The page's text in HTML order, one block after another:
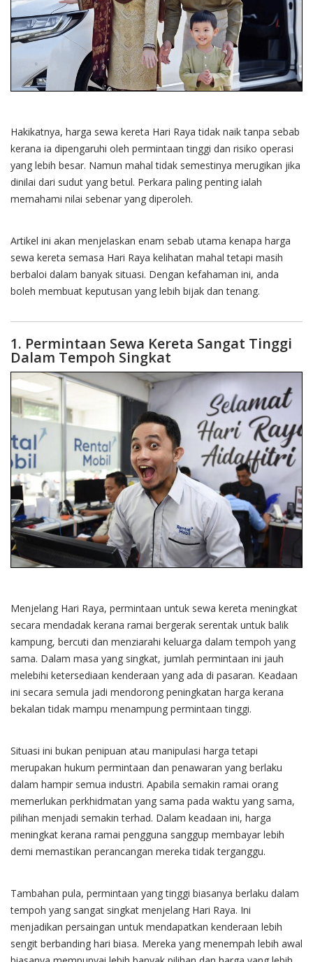
Hakikatnya, harga sewa kereta Hari Raya tidak naik tanpa sebab
kerana ia dipengaruhi oleh permintaan tinggi dan risiko operasi
yang lebih besar. Namun mahal tidak semestinya merugikan jika
dinilai dari sudut yang betul. Perkara paling penting ialah
memahami nilai sebenar yang diperoleh.
Artikel ini akan menjelaskan enam sebab utama kenapa harga
sewa kereta semasa Hari Raya kelihatan mahal tetapi masih
berbaloi dalam banyak situasi. Dengan kefahaman ini, anda
boleh membuat keputusan yang lebih bijak dan tenang.
1. Permintaan Sewa Kereta Sangat Tinggi
Dalam Tempoh Singkat
Menjelang Hari Raya, permintaan untuk sewa kereta meningkat
secara mendadak kerana ramai bergerak serentak untuk balik
kampung, bercuti dan menziarahi keluarga dalam tempoh yang
sama. Dalam masa yang singkat, jumlah permintaan ini jauh
melebihi ketersediaan kenderaan yang ada di pasaran. Keadaan
ini secara semula jadi mendorong peningkatan harga kerana
bekalan tidak mampu menampung permintaan tinggi.
Situasi ini bukan penipuan atau manipulasi harga tetapi
merupakan hukum permintaan dan penawaran yang berlaku
dalam hampir semua industri. Apabila semakin ramai orang
memerlukan perkhidmatan yang sama pada waktu yang sama,
pilihan menjadi semakin terhad. Dalam keadaan ini, harga
meningkat kerana ramai pengguna sanggup membayar lebih
demi memastikan perancangan mereka tidak terganggu.
Tambahan pula, permintaan yang tinggi biasanya berlaku dalam
tempoh yang sangat singkat menjelang Hari Raya. Ini
menjadikan persaingan untuk mendapatkan kenderaan lebih
sengit berbanding hari biasa. Mereka yang menempah lebih awal